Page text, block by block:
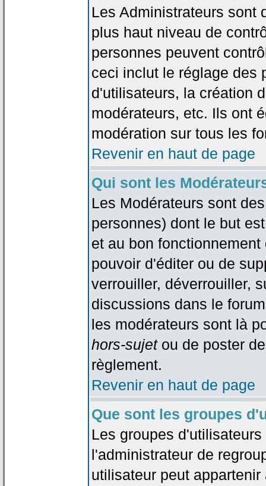
Les Administrateurs sont
plus haut niveau de
personnes peuvent
ceci inclut le réglage des
d'utilisateurs, la création
modérateurs, etc. Ils ont
modération sur tous les
Revenir en haut de page
Qui sont les
Les Modérateurs sont
personnes) dont le but
et au bon
pouvoir d'éditer ou de
verrouiller, déverrouiller,
discussions dans le
les modérateurs sont là
hors-sujetou de poster
règlement.
Revenir en haut de page
Que sont les groupes
Les groupes
l'administrateur de
utilisateur peut